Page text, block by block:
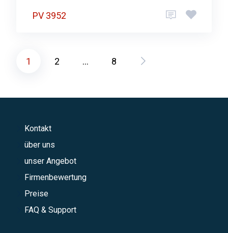
PV 3952
Seitennummerierung
1 2 … 8
Kontakt
über uns
unser Angebot
Firmenbewertung
Preise
FAQ & Support